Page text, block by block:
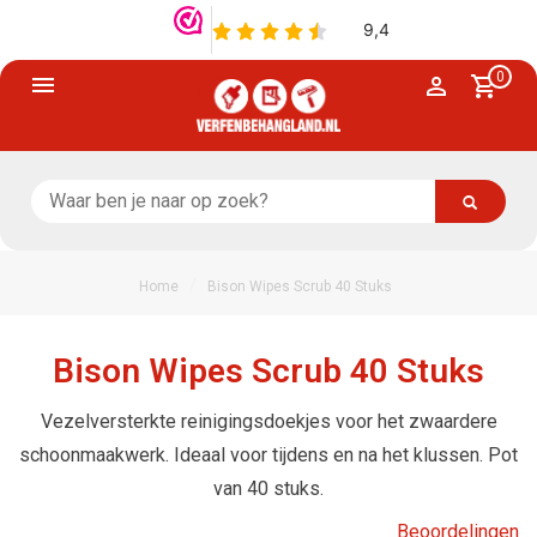
0
Home Bison Wipes Scrub 40 Stuks
Bison Wipes Scrub 40 Stuks
Vezelversterkte reinigingsdoekjes voor het zwaardere
schoonmaakwerk. Ideaal voor tijdens en na het klussen. Pot
van 40 stuks.
Beoordelingen